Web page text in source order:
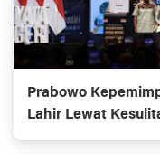
Prabowo
Lahir Lewat